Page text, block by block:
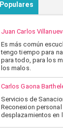
ENVIAR
Populares
Juan Carlos
Es más común
tengo tiempo para
para todo, para los
los malos.
Carlos Gaona
Servicios de
Reconexion personal
desplazamientos en